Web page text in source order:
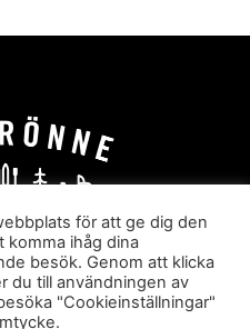
JOBBA MED MIG
KATEGORIER
för att ge dig den
komma ihåg dina
besök. Genom att klicka
du till användningen av
"Cookieinställningar"